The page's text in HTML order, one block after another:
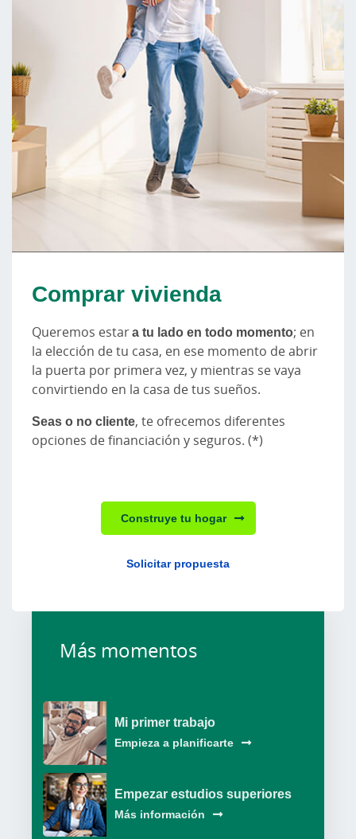
Comprar vivienda
Queremos estara tu lado en todo momento; en
la elección de tu casa, en ese momento de abrir
la puerta por primera vez, y mientras se vaya
convirtiendo en la casa de tus sueños.
Seas o no cliente, te ofrecemos diferentes
opciones de financiación y seguros. (*)
Construye tu hogar
Solicitar propuesta
Más momentos
Mi primer trabajo
Empieza a planificarte
Empezar estudios superiores
Más información